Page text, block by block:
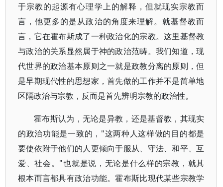
于宗教的起源有心理学上的解释，但就现实宗教而
言，他更多的是从政治的角度来理解。就基督教而
言，它在霍布斯成了一种政治化的宗教。这里基督教
与政治的关系显然属于神的政治范畴。我们知道，现
代世界的政治基本原则之一就是政教分离的原则，但
是早期现代性的思想家，首先做的工作并不是简单地
区隔政治与宗教，反而是首先辨明宗教的政治性。
霍布斯认为，无论是异教，还是基督教，其现实
的政治功能是一致的，"这两种人这样做的目的都是
要使依附于他们的人更倾向于服从、守法、和平、互
爱、社会。"也就是说，无论是什么样的宗教，就其
根本而言都具有政治功能。霍布斯比现代某些宗教学